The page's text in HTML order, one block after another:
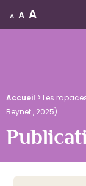
A A A
Accueil > Les
Beynet , 2025)